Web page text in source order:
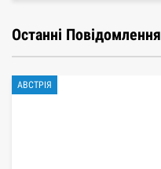
Останні Повідомлення
АВСТРІЯ